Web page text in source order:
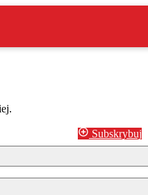
Subskrybuj